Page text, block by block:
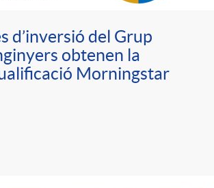
d’inversió del Grup
obtenen la
Morningstar